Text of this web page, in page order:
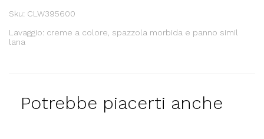
Sku: CLW395600
Lavaggio: creme a colore, spazzola morbida e panno simil
lana
Potrebbe piacerti anche